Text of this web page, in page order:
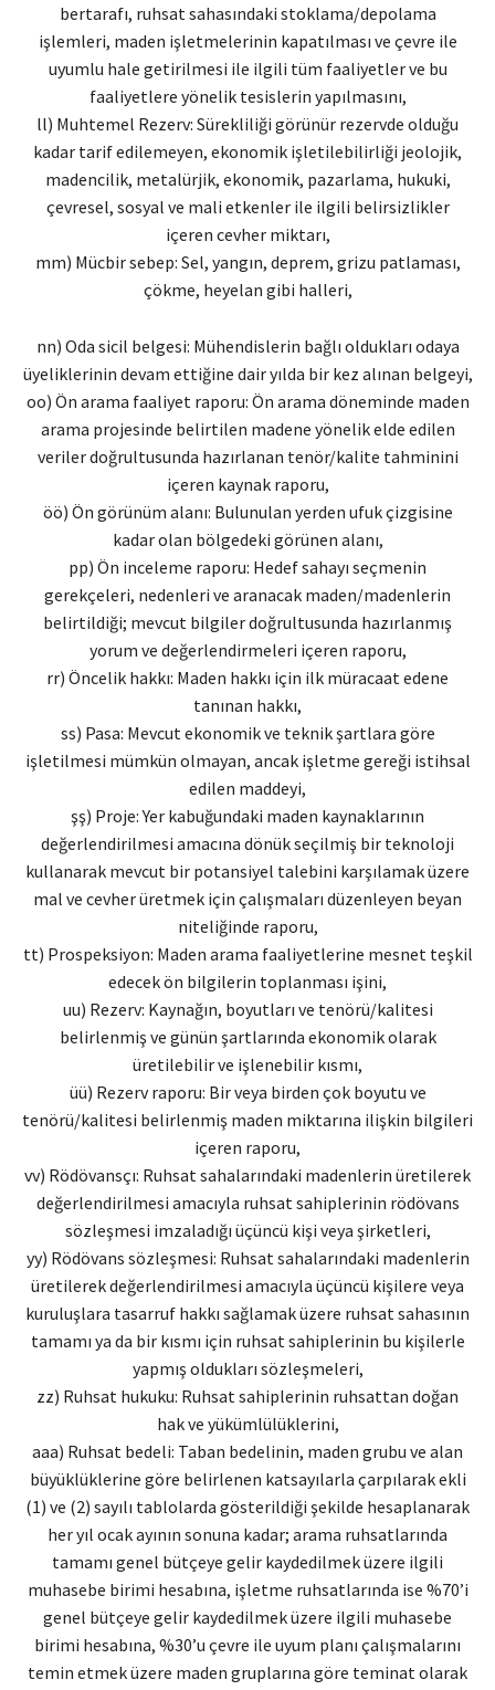
bertarafı, ruhsat sahasındaki stoklama/depolama
işlemleri, maden işletmelerinin kapatılması ve çevre ile
uyumlu hale getirilmesi ile ilgili tüm faaliyetler ve bu
faaliyetlere yönelik tesislerin yapılmasını,
ll) Muhtemel Rezerv: Sürekliliği görünür rezervde olduğu
kadar tarif edilemeyen, ekonomik işletilebilirliği jeolojik,
madencilik, metalürjik, ekonomik, pazarlama, hukuki,
çevresel, sosyal ve mali etkenler ile ilgili belirsizlikler
içeren cevher miktarı,
mm) Mücbir sebep: Sel, yangın, deprem, grizu patlaması,
çökme, heyelan gibi halleri,
nn) Oda sicil belgesi: Mühendislerin bağlı oldukları odaya
üyeliklerinin devam ettiğine dair yılda bir kez alınan belgeyi,
oo) Ön arama faaliyet raporu: Ön arama döneminde maden
arama projesinde belirtilen madene yönelik elde edilen
veriler doğrultusunda hazırlanan tenör/kalite tahminini
içeren kaynak raporu,
öö) Ön görünüm alanı: Bulunulan yerden ufuk çizgisine
kadar olan bölgedeki görünen alanı,
pp) Ön inceleme raporu: Hedef sahayı seçmenin
gerekçeleri, nedenleri ve aranacak maden/madenlerin
belirtildiği; mevcut bilgiler doğrultusunda hazırlanmış
yorum ve değerlendirmeleri içeren raporu,
rr) Öncelik hakkı: Maden hakkı için ilk müracaat edene
tanınan hakkı,
ss) Pasa: Mevcut ekonomik ve teknik şartlara göre
işletilmesi mümkün olmayan, ancak işletme gereği istihsal
edilen maddeyi,
şş) Proje: Yer kabuğundaki maden kaynaklarının
değerlendirilmesi amacına dönük seçilmiş bir teknoloji
kullanarak mevcut bir potansiyel talebini karşılamak üzere
mal ve cevher üretmek için çalışmaları düzenleyen beyan
niteliğinde raporu,
tt) Prospeksiyon: Maden arama faaliyetlerine mesnet teşkil
edecek ön bilgilerin toplanması işini,
uu) Rezerv: Kaynağın, boyutları ve tenörü/kalitesi
belirlenmiş ve günün şartlarında ekonomik olarak
üretilebilir ve işlenebilir kısmı,
üü) Rezerv raporu: Bir veya birden çok boyutu ve
tenörü/kalitesi belirlenmiş maden miktarına ilişkin bilgileri
içeren raporu,
vv) Rödövansçı: Ruhsat sahalarındaki madenlerin üretilerek
değerlendirilmesi amacıyla ruhsat sahiplerinin rödövans
sözleşmesi imzaladığı üçüncü kişi veya şirketleri,
yy) Rödövans sözleşmesi: Ruhsat sahalarındaki madenlerin
üretilerek değerlendirilmesi amacıyla üçüncü kişilere veya
kuruluşlara tasarruf hakkı sağlamak üzere ruhsat sahasının
tamamı ya da bir kısmı için ruhsat sahiplerinin bu kişilerle
yapmış oldukları sözleşmeleri,
zz) Ruhsat hukuku: Ruhsat sahiplerinin ruhsattan doğan
hak ve yükümlülüklerini,
aaa) Ruhsat bedeli: Taban bedelinin, maden grubu ve alan
büyüklüklerine göre belirlenen katsayılarla çarpılarak ekli
(1) ve (2) sayılı tablolarda gösterildiği şekilde hesaplanarak
her yıl ocak ayının sonuna kadar; arama ruhsatlarında
tamamı genel bütçeye gelir kaydedilmek üzere ilgili
muhasebe birimi hesabına, işletme ruhsatlarında ise %70’i
genel bütçeye gelir kaydedilmek üzere ilgili muhasebe
birimi hesabına, %30’u çevre ile uyum planı çalışmalarını
temin etmek üzere maden gruplarına göre teminat olarak